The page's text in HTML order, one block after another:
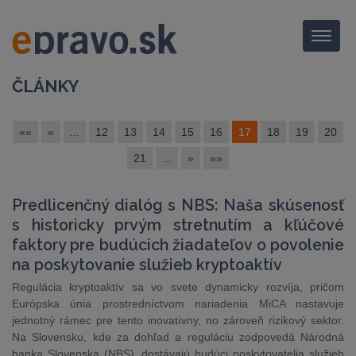
Menu
ČLÁNKY
«« « 12 13 14 15 16 17 18 19 20
21 » »»
Predlicenčný dialóg s NBS: Naša skúsenosť
s historicky prvým stretnutím a kľúčové
faktory pre budúcich žiadateľov o povolenie
na poskytovanie služieb kryptoaktív
Regulácia kryptoaktív sa vo svete dynamicky rozvíja, pričom
Európska únia prostredníctvom nariadenia MiCA nastavuje
jednotný rámec pre tento inovatívny, no zároveň rizikový sektor.
Na Slovensku, kde za dohľad a reguláciu zodpovedá Národná